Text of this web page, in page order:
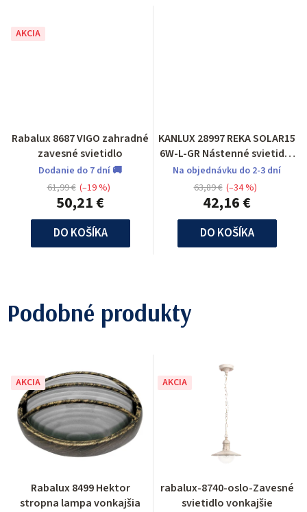
AKCIA
Rabalux 8687 VIGO zahradné
zavesné svietidlo
Dodanie do 7 dní 🚚
50,21 €
61,99 € (–19 %)
DO KOŠÍKA
KANLUX 28997 REKA SOLAR15
6W-L-GR Nástenné svietidlo
LED
Na objednávku do 2-3 dní
42,16 €
63,89 € (–34 %)
DO KOŠÍKA
Podobné produkty
AKCIA
Rabalux 8499 Hektor
stropna lampa vonkajšia
AKCIA
rabalux-8740-oslo-Zavesné
svietidlo vonkajšie